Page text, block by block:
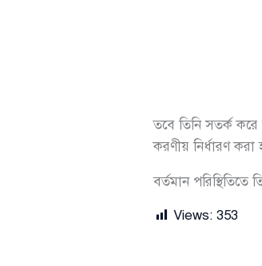
তবে তিনি সতর্ক করে
করণীয় নির্ধারণ করা
বর্তমান পরিস্থিতিতে
Views: 353